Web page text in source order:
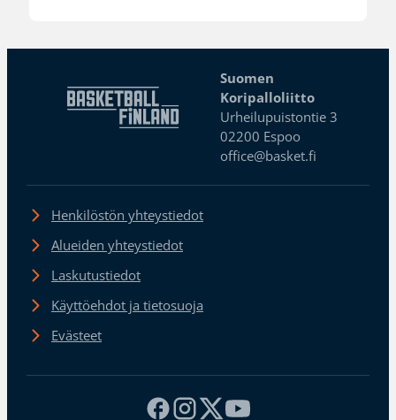
Suomen
Koripalloliitto
Urheilupuistontie 3
02200 Espoo
office@basket.fi
Henkilöstön yhteystiedot
Alueiden yhteystiedot
Laskutustiedot
Käyttöehdot ja tietosuoja
Evästeet